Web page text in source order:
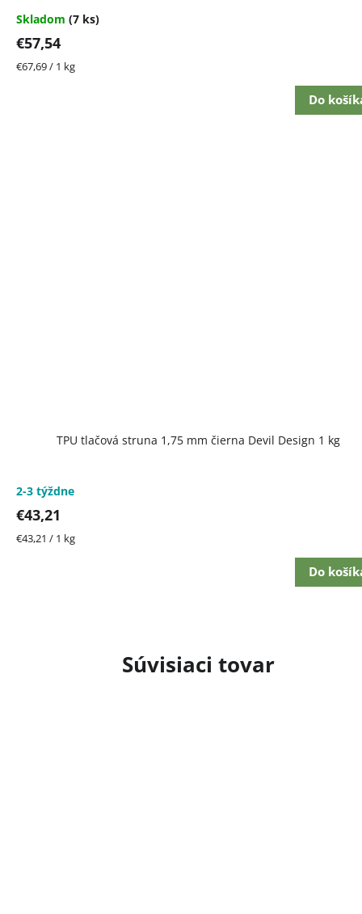
Súvisiaci tovar
Skladom (7 ks)
€57,54
Jednotková
€67,69 / 1 kg
Do
TPU tlačová struna 1,75 mm čierna Devil Design 1 kg
2-3 týždne
€43,21
Jednotková
€43,21 / 1 kg
Do